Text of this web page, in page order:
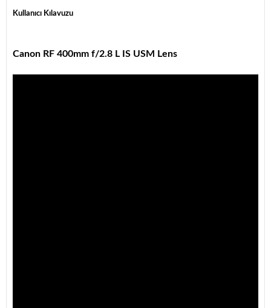
Canon RF 400mm f/2.8 L IS USM Lens
Kullanıcı Kılavuzu